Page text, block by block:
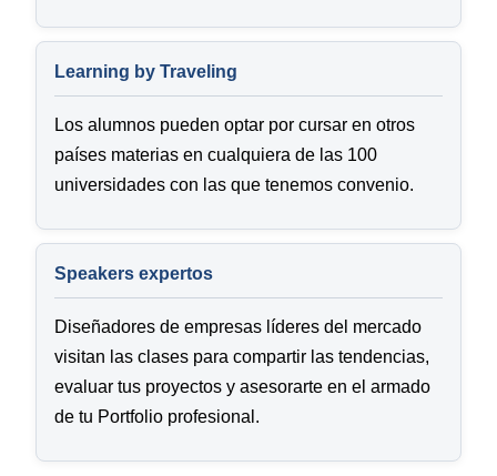
Learning by Traveling
Los alumnos pueden optar por cursar en otros
países materias en cualquiera de las 100
universidades con las que tenemos convenio.
Speakers expertos
Diseñadores de empresas líderes del mercado
visitan las clases para compartir las tendencias,
evaluar tus proyectos y asesorarte en el armado
de tu Portfolio profesional.